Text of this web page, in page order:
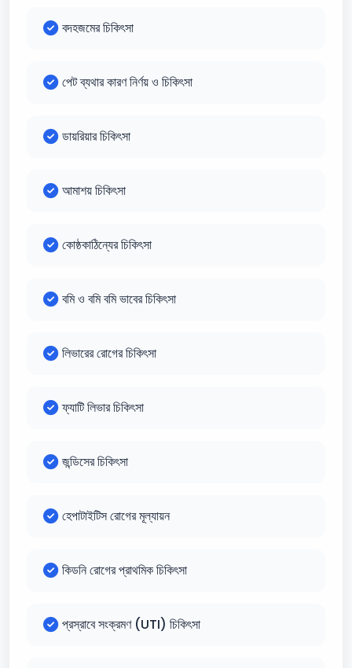
বদহজমের চিকিৎসা
পেট ব্যথার কারণ নির্ণয় ও চিকিৎসা
ডায়রিয়ার চিকিৎসা
আমাশয় চিকিৎসা
কোষ্ঠকাঠিন্যের চিকিৎসা
বমি ও বমি বমি ভাবের চিকিৎসা
লিভারের রোগের চিকিৎসা
ফ্যাটি লিভার চিকিৎসা
জন্ডিসের চিকিৎসা
হেপাটাইটিস রোগের মূল্যায়ন
কিডনি রোগের প্রাথমিক চিকিৎসা
প্রস্রাবে সংক্রমণ (UTI) চিকিৎসা